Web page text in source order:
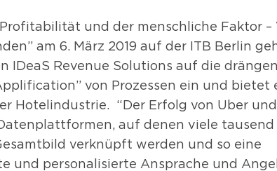
und der menschliche Faktor –
am 6. März 2019 auf der ITB Berlin
IDeaS Revenue Solutions auf die
von Prozessen ein und bietet
Hotelindustrie. “Der Erfolg von Uber
auf denen viele
verknüpft werden und so eine
und personalisierte Ansprache und